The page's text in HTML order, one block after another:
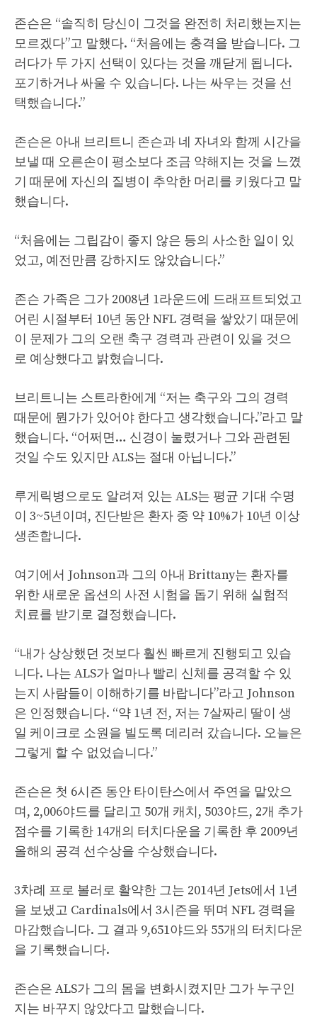
존슨은 “솔직히 당신이 그것을 완전히 처리했는지는
모르겠다”고 말했다. “처음에는 충격을 받습니다. 그
러다가 두 가지 선택이 있다는 것을 깨닫게 됩니다.
포기하거나 싸울 수 있습니다. 나는 싸우는 것을 선
택했습니다.”
존슨은 아내 브리트니 존슨과 네 자녀와 함께 시간을
보낼 때 오른손이 평소보다 조금 약해지는 것을 느꼈
기 때문에 자신의 질병이 추악한 머리를 키웠다고 말
했습니다.
“처음에는 그립감이 좋지 않은 등의 사소한 일이 있
었고, 예전만큼 강하지도 않았습니다.”
존슨 가족은 그가 2008년 1라운드에 드래프트되었고
어린 시절부터 10년 동안 NFL 경력을 쌓았기 때문에
이 문제가 그의 오랜 축구 경력과 관련이 있을 것으
로 예상했다고 밝혔습니다.
브리트니는 스트라한에게 “저는 축구와 그의 경력
때문에 뭔가가 있어야 한다고 생각했습니다.”라고 말
했습니다. “어쩌면… 신경이 눌렸거나 그와 관련된
것일 수도 있지만 ALS는 절대 아닙니다.”
루게릭병으로도 알려져 있는 ALS는 평균 기대 수명
이 3~5년이며, 진단받은 환자 중 약 10%가 10년 이상
생존합니다.
여기에서 Johnson과 그의 아내 Brittany는 환자를
위한 새로운 옵션의 사전 시험을 돕기 위해 실험적
치료를 받기로 결정했습니다.
“내가 상상했던 것보다 훨씬 빠르게 진행되고 있습
니다. 나는 ALS가 얼마나 빨리 신체를 공격할 수 있
는지 사람들이 이해하기를 바랍니다”라고 Johnson
은 인정했습니다. “약 1년 전, 저는 7살짜리 딸이 생
일 케이크로 소원을 빌도록 데리러 갔습니다. 오늘은
그렇게 할 수 없었습니다.”
존슨은 첫 6시즌 동안 타이탄스에서 주연을 맡았으
며, 2,006야드를 달리고 50개 캐치, 503야드, 2개 추가
점수를 기록한 14개의 터치다운을 기록한 후 2009년
올해의 공격 선수상을 수상했습니다.
3차례 프로 볼러로 활약한 그는 2014년 Jets에서 1년
을 보냈고 Cardinals에서 3시즌을 뛰며 NFL 경력을
마감했습니다. 그 결과 9,651야드와 55개의 터치다운
을 기록했습니다.
존슨은 ALS가 그의 몸을 변화시켰지만 그가 누구인
지는 바꾸지 않았다고 말했습니다.